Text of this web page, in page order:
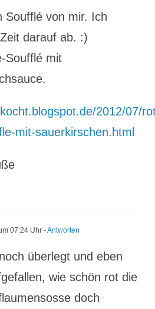
Soufflé von mir. Ich
darauf ab. :)
Soufflé mit
2012/07/
mit-sauerkirschen.html
07:24 Uhr - Antworten
überlegt und eben
wie schön rot die
doch